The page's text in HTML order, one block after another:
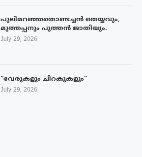
പുലിമറഞ്ഞതൊണ്ടച്ചൻ തെയ്യവും,
മുത്തപ്പനും പുത്തൻ ജാതിയും.
July 29, 2026
“വേരുകളും ചിറകുകളും”
July 29, 2026